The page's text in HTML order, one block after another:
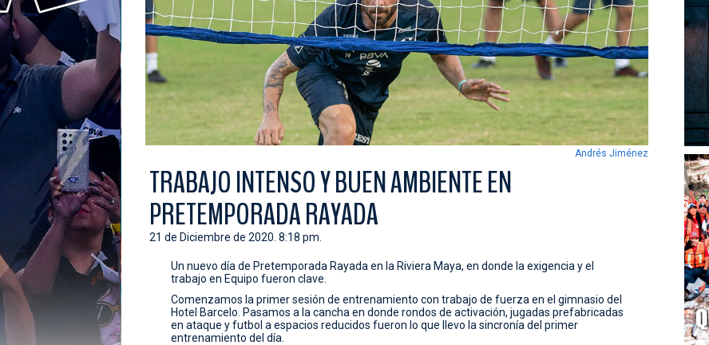
Andrés Jiménez
TRABAJO INTENSO Y BUEN AMBIENTE EN
PRETEMPORADA RAYADA
21 de Diciembre de 2020. 8:18 pm.
Un nuevo día de Pretemporada Rayada en la Riviera Maya, en donde la exigencia y el
trabajo en Equipo fueron clave.
Comenzamos la primer sesión de entrenamiento con trabajo de fuerza en el gimnasio del
Hotel Barcelo. Pasamos a la cancha en donde rondos de activación, jugadas prefabricadas
en ataque y futbol a espacios reducidos fueron lo que llevo la sincronía del primer
entrenamiento del día.